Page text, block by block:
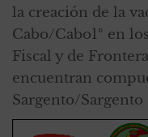
la creación de la
Cabo/Cabo1º en
Fiscal y de
encuentran
Sargento/Sargento